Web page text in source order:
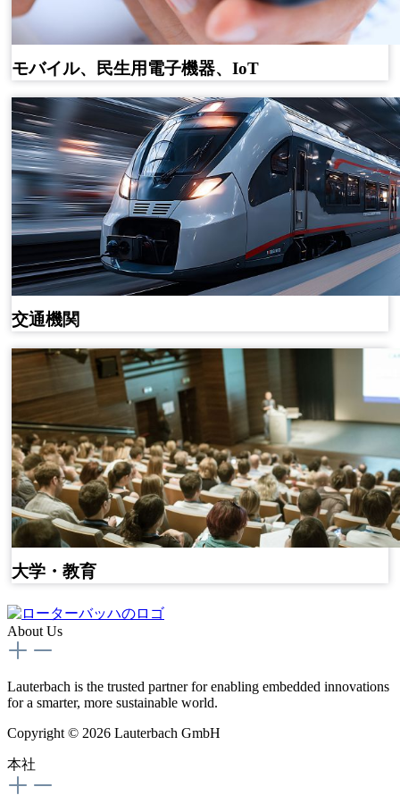
モバイル、民生用電子機器、IoT
交通機関
大学・教育
About Us
Lauterbach is the trusted partner for enabling embedded innovations
for a smarter, more sustainable world.
Copyright © 2026 Lauterbach GmbH
本社